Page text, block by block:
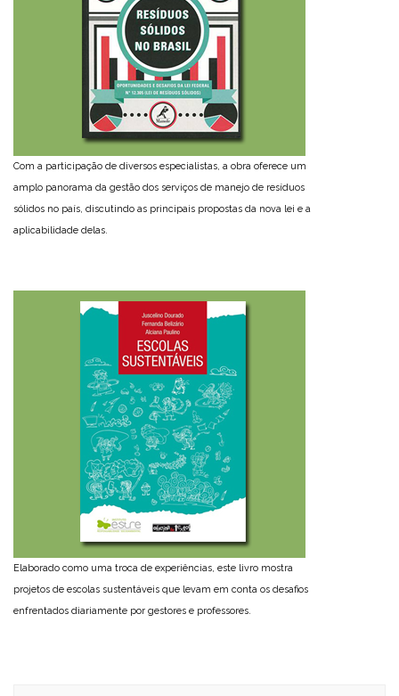
Com a participação de diversos especialistas, a obra oferece um
amplo panorama da gestão dos serviços de manejo de resíduos
sólidos no país, discutindo as principais propostas da nova lei e a
aplicabilidade delas.
Elaborado como uma troca de experiências, este livro mostra
projetos de escolas sustentáveis que levam em conta os desafios
enfrentados diariamente por gestores e professores.